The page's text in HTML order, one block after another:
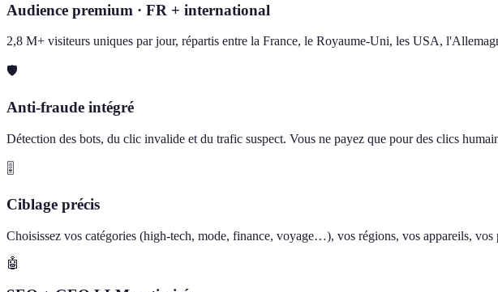
Audience premium · FR + international
2,8 M+ visiteurs uniques par jour, répartis entre la France, le Royaume-Uni, les USA,
🛡️
Anti-fraude intégré
Détection des bots, du clic invalide et du trafic suspect. Vous ne payez que pour des clics
🎚️
Ciblage précis
Choisissez vos catégories (high-tech, mode, finance, voyage…), vos régions, vos appareils, vos
🤖